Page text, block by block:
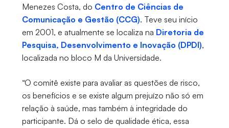
Menezes Costa, do Centro de Ciências de
Comunicação e Gestão (CCG). Teve seu início
em 2001, e atualmente se localiza na Diretoria de
Pesquisa, Desenvolvimento e Inovação (DPDI),
localizada no bloco M da Universidade.
“O comitê existe para avaliar as questões de risco,
os benefícios e se existe algum prejuízo não só em
relação à saúde, mas também à integridade do
participante. Dá o selo de qualidade ética, essa